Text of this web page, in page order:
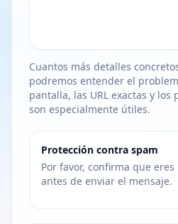
Cuantos más detalles
podremos entender el
pantalla, las URL exactas y
son especialmente útiles.
Protección contra spam
Por favor, confirma que
antes de enviar el mensaje.